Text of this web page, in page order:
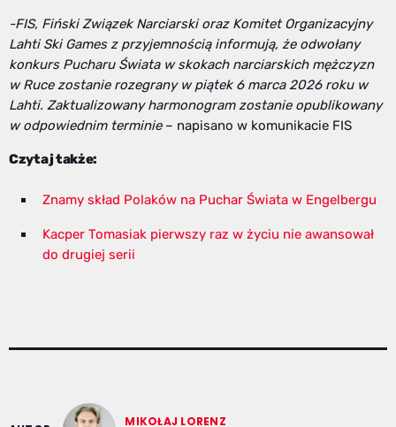
-FIS, Fiński Związek Narciarski oraz Komitet Organizacyjny
Lahti Ski Games z przyjemnością informują, że odwołany
konkurs Pucharu Świata w skokach narciarskich mężczyzn
w Ruce zostanie rozegrany w piątek 6 marca 2026 roku w
Lahti. Zaktualizowany harmonogram zostanie opublikowany
w odpowiednim terminie– napisano w komunikacie FIS
Czytaj także:
Znamy skład Polaków na Puchar Świata w Engelbergu
Kacper Tomasiak pierwszy raz w życiu nie awansował
do drugiej serii
MIKOŁAJ LORENZ